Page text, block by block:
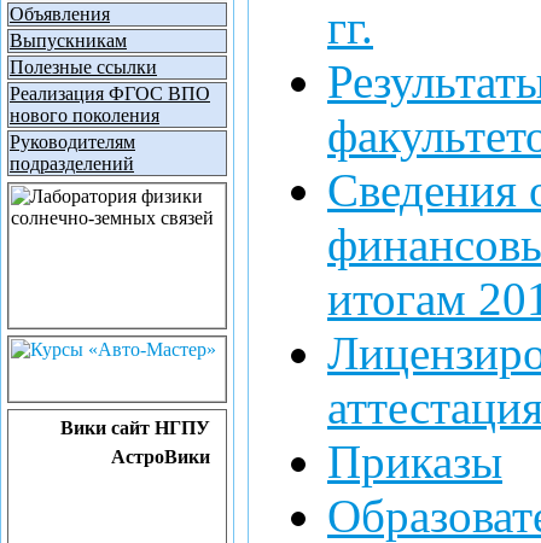
Объявления
Выпускникам
Полезные ссылки
Реализация ФГОС ВПО
нового поколения
Руководителям
подразделений
Вики сайт НГПУ
АстроВики
гг.
Сведения
итогам
Приказы